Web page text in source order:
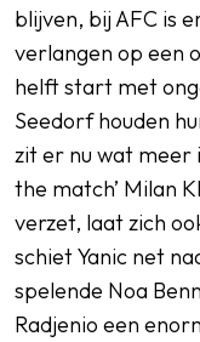
blijven, bij AFC is
verlangen op een
helft start met
Seedorf houden
zit er nu wat meer
the match’ Milan
verzet, laat zich
schiet Yanic net
spelende Noa
Radjenio een